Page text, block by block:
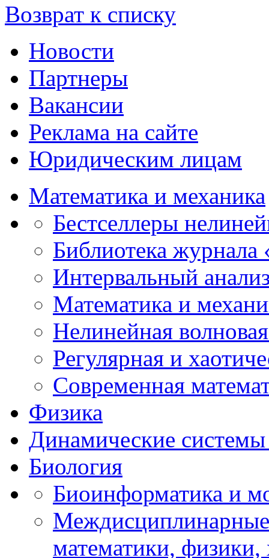
Возврат к списку
Новости
Партнеры
Вакансии
Реклама на сайте
Юридическим лицам
Математика и механика
Бестселлеры
Библиотека
Интервальный
Математика и
Нелинейная
Регулярная и
Современная
Физика
Динамические системы
Биология
Биоинформатика и
математики,